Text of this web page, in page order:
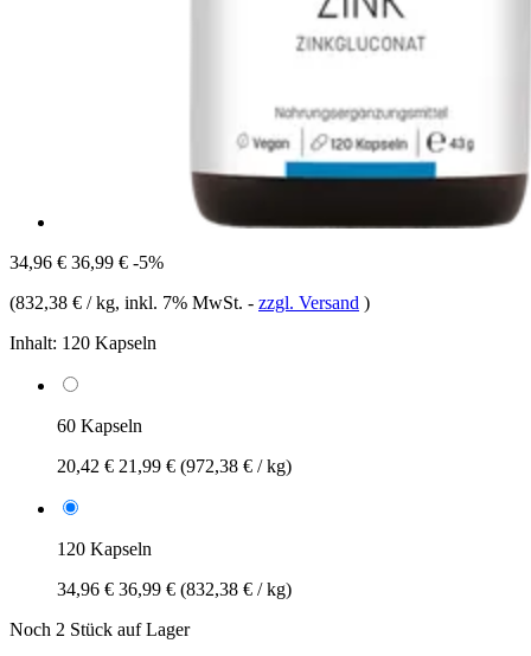
34,96 € 36,99 € -5%
(832,38 € / kg, inkl. 7% MwSt. - zzgl. Versand )
Inhalt: 120 Kapseln
60 Kapseln
20,42 € 21,99 € (972,38 € / kg)
120 Kapseln
34,96 € 36,99 € (832,38 € / kg)
Noch 2 Stück auf Lager